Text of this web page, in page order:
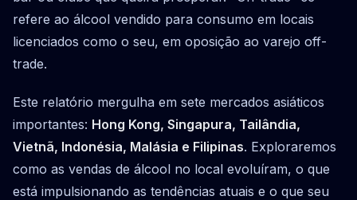
refere ao álcool vendido para consumo em locais
licenciados como o seu, em oposição ao varejo off-
trade.
Este relatório mergulha em sete mercados asiáticos
importantes: Hong Kong, Singapura, Tailândia,
Vietnã, Indonésia, Malásia e Filipinas. Exploraremos
como as vendas de álcool no local evoluíram, o que
está impulsionando as tendências atuais e o que seu